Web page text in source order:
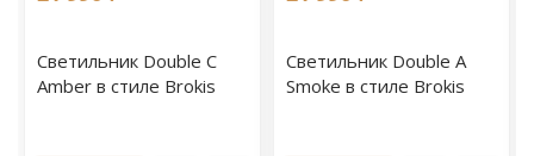
Светильник Double С
Amber в стиле Brokis
Светильник Double A
Smoke в стиле Brokis